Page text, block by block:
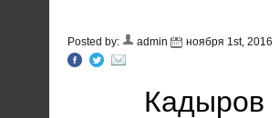
Posted by: admin ноября 1st, 2016
Кадыров